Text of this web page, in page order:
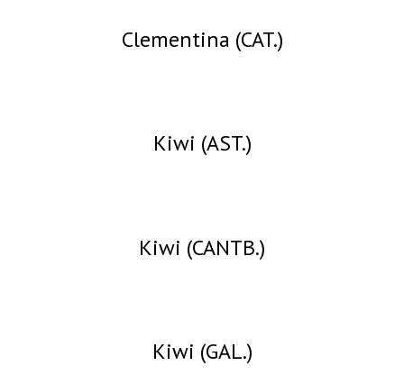
Clementina (CAT.)
Kiwi (AST.)
Kiwi (CANTB.)
Kiwi (GAL.)